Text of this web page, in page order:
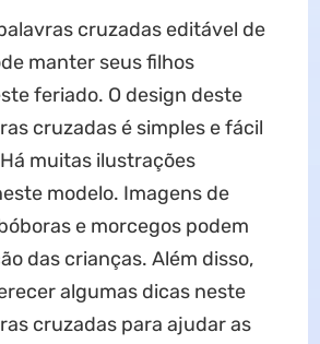
cruzadas editável de
manter seus filhos
feriado. O design deste
cruzadas é simples e fácil
muitas ilustrações
modelo. Imagens de
e morcegos podem
das crianças. Além disso,
algumas dicas neste
cruzadas para ajudar as